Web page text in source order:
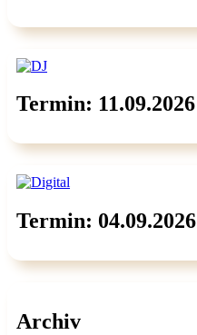
Termin: 11.09.2026
Termin: 04.09.2026
Archiv